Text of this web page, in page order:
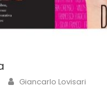
Giancarlo Lovisari